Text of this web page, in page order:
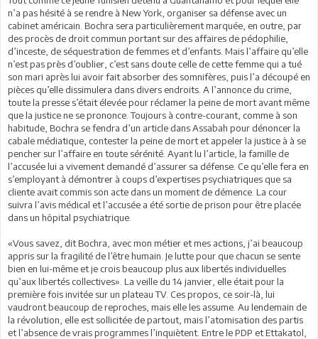
n’a pas hésité à se rendre à New York, organiser sa défense avec un
cabinet américain. Bochra sera particulièrement marquée, en outre, par
des procès de droit commun portant sur des affaires de pédophilie,
d’inceste, de séquestration de femmes et d’enfants. Mais l’affaire qu’elle
n’est pas près d’oublier, c’est sans doute celle de cette femme qui a tué
son mari après lui avoir fait absorber des somnifères, puis l’a découpé en
pièces qu’elle dissimulera dans divers endroits. A l’annonce du crime,
toute la presse s’était élevée pour réclamer la peine de mort avant même
que la justice ne se prononce. Toujours à contre-courant, comme à son
habitude, Bochra se fendra d’un article dans Assabah pour dénoncer la
cabale médiatique, contester la peine de mort et appeler la justice à à se
pencher sur l’affaire en toute sérénité. Ayant lu l’article, la famille de
l’accusée lui a vivement demandé d’assurer sa défense. Ce qu’elle fera en
s’employant à démontrer à coups d’expertises psychiatriques que sa
cliente avait commis son acte dans un moment de démence. La cour
suivra l’avis médical et l’accusée a été sortie de prison pour être placée
dans un hôpital psychiatrique.
«Vous savez, dit Bochra, avec mon métier et mes actions, j’ai beaucoup
appris sur la fragilité de l’être humain. Je lutte pour que chacun se sente
bien en lui-même et je crois beaucoup plus aux libertés individuelles
qu’aux libertés collectives». La veille du 14 janvier, elle était pour la
première fois invitée sur un plateau TV. Ces propos, ce soir-là, lui
vaudront beaucoup de reproches, mais elle les assume. Au lendemain de
la révolution, elle est sollicitée de partout, mais l’atomisation des partis
et l’absence de vrais programmes l’inquiètent. Entre le PDP et Ettakatol,